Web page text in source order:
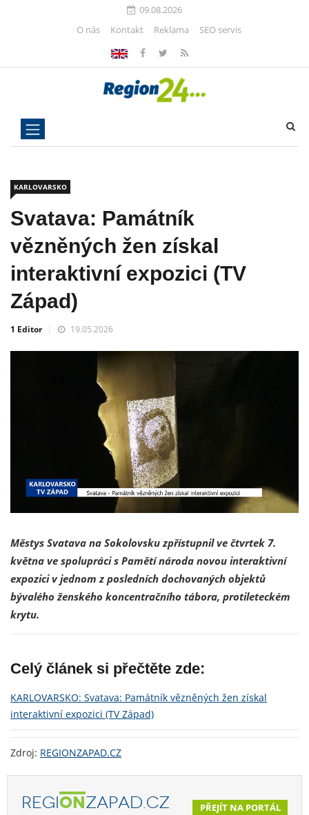
09.08.2026
O nás
Kontakt Reklama SEO servis
KARLOVARSKO
Svatava: Památník
vězněných žen získal
interaktivní expozici (TV
Západ)
1 Editor 19.05.2026
Městys Svatava na Sokolovsku zpřístupnil ve čtvrtek 7.
května ve spolupráci s Pamětí národa novou interaktivní
expozici v jednom z posledních dochovaných objektů
bývalého ženského koncentračního tábora, protileteckém
krytu.
Celý článek si přečtěte zde:
KARLOVARSKO: Svatava: Památník vězněných žen získal
interaktivní expozici (TV Západ)
Zdroj: REGIONZAPAD.CZ
REGIONZAPAD.CZ PŘEJÍT NA PORTÁL